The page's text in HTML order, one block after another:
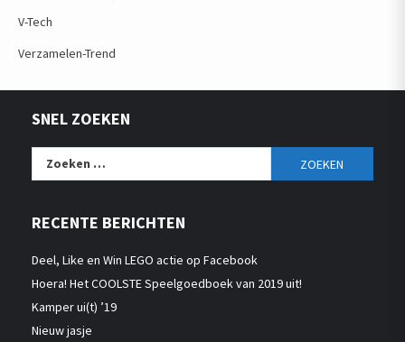
V-Tech
Verzamelen-Trend
SNEL ZOEKEN
Zoeken
RECENTE BERICHTEN
Deel, Like en Win LEGO actie op Facebook
Hoera! Het COOLSTE Speelgoedboek van 2019 uit!
Kamper ui(t) ’19
Nieuw jasje